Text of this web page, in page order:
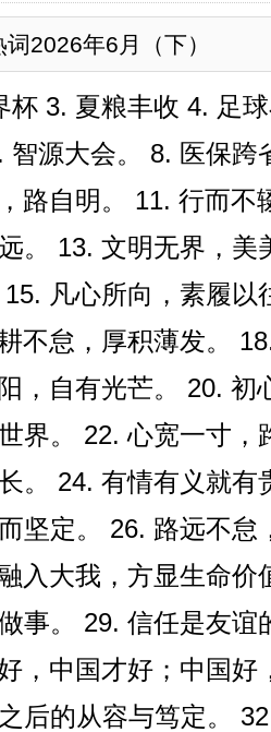
2026年6月（下）
杯 3. 夏粮丰收 4. 足
智源大会。 8. 医保跨
路自明。 11. 行而不
。 13. 文明无界，美
凡心所向，素履以
不怠，厚积薄发。
，自有光芒。 20. 初
界。 22. 心宽一寸，
。 24. 有情有义就有
坚定。 26. 路远不怠
入大我，方显生命价
事。 29. 信任是友谊
，中国才好；中国好
后的从容与笃定。